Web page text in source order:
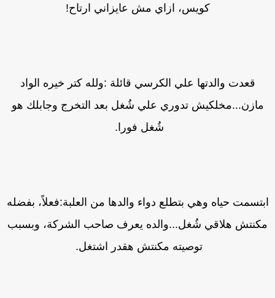
كويس، ازاي مش عايزاني ارتاح!
قعدت والدتها علي الكرسي قائلة :ولله كتر خيره الواد
مازن...مخلكيش تدوري علي شُغل بعد التخرج وجابلك هو
شُغل فورا.
حياه وهي بتطلع دواء والدها من العلبة:فعلاً، بفضله
هلاقي شُغل...والده يعرف صاحب الشركة، وبسبب
توصيته مكنتش هقدر اشتغل.